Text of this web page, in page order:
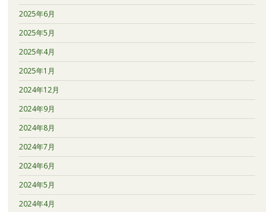
2025年6月
2025年5月
2025年4月
2025年1月
2024年12月
2024年9月
2024年8月
2024年7月
2024年6月
2024年5月
2024年4月